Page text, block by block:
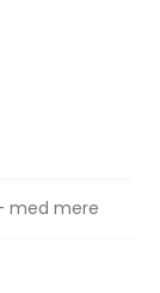
med mere